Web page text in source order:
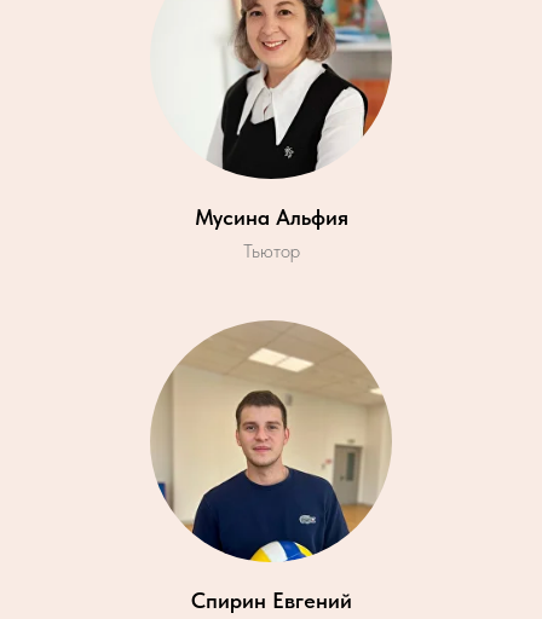
Мусина Альфия
Тьютор
Спирин Евгений